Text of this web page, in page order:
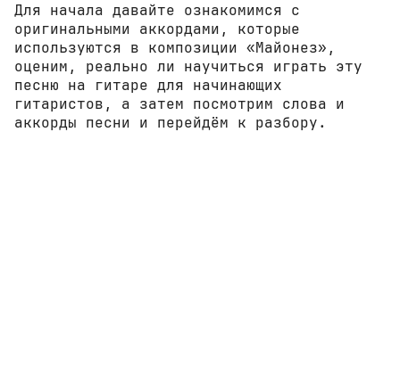
Для начала давайте ознакомимся с
оригинальными аккордами, которые
используются в композиции «Майонез»,
оценим, реально ли научиться играть эту
песню на гитаре для начинающих
гитаристов, а затем посмотрим слова и
аккорды песни и перейдём к разбору.